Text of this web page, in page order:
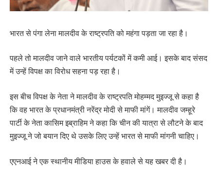
भारत से पंगा लेना मालदीव के राष्ट्रपति को महंगा पड़ता जा रहा है।
पहले तो मालदीव जाने वाले भारतीय पर्यटकों में कमी आई। इसके बाद संसद
में उन्हें विपक्ष का विरोध सहना पड़ रहा है।
इस बीच विपक्ष के नेता ने मालदीव के राष्ट्रपति मोहम्मद मुइज्जू से कहा है
कि वह भारत के प्रधानमंत्री नरेंद्र मोदी से माफी मांगें। मालदीव जम्हूरे
पार्टी के नेता कासिम इब्राहिम ने कहा कि चीन की यात्रा से लौटने के बाद
मुइज्जू ने जो बयान दिए थे उसके लिए उन्हें भारत से माफी मांगनी चाहिए।
एएनआई ने एक स्थानीय मीडिया हाउस के हवाले से यह खबर दी है।